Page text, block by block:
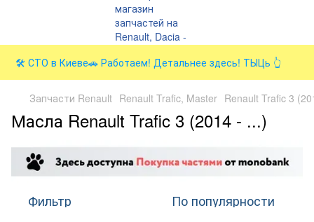
🛠️ СТО в Киеве🚗 Работаем! Детальнее здесь! ТЫЦь 👆
Запчасти Renault Renault Trafic, Master Renault Trafic 3
Масла Renault Trafic 3 (2014 - ...)
Фильтр По популярности